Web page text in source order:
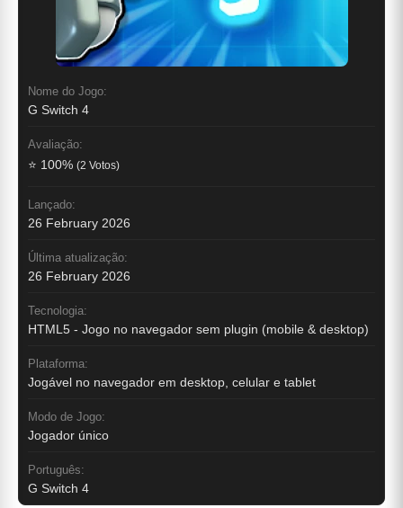
Nome do Jogo:
G Switch 4
Avaliação:
⭐ 100% (2 Votos)
Lançado:
26 February 2026
Última atualização:
26 February 2026
Tecnologia:
HTML5 - Jogo no navegador sem plugin (mobile & desktop)
Plataforma:
Jogável no navegador em desktop, celular e tablet
Modo de Jogo:
Jogador único
Português:
G Switch 4